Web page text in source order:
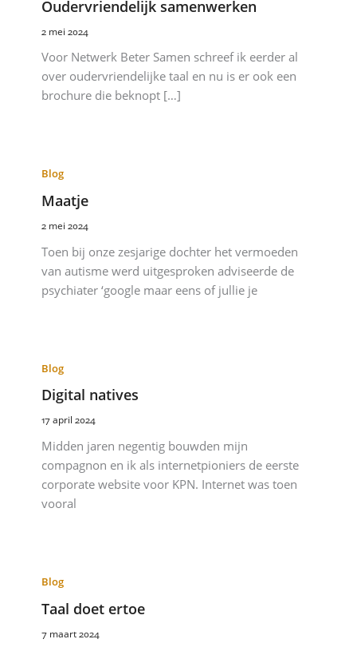
Oudervriendelijk samenwerken
2 mei 2024
Voor Netwerk Beter Samen schreef ik eerder al
over oudervriendelijke taal en nu is er ook een
brochure die beknopt […]
Blog
Maatje
2 mei 2024
Toen bij onze zesjarige dochter het vermoeden
van autisme werd uitgesproken adviseerde de
psychiater ‘google maar eens of jullie je
Blog
Digital natives
17 april 2024
Midden jaren negentig bouwden mijn
compagnon en ik als internetpioniers de eerste
corporate website voor KPN. Internet was toen
vooral
Blog
Taal doet ertoe
7 maart 2024